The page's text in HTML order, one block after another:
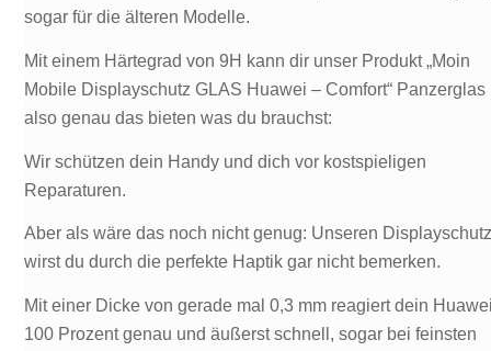
sogar für die älteren Modelle.
Mit einem Härtegrad von 9H kann dir unser Produkt „Moin
Mobile Displayschutz GLAS Huawei – Comfort“ Panzerglas
also genau das bieten was du brauchst:
Wir schützen dein Handy und dich vor kostspieligen
Reparaturen.
Aber als wäre das noch nicht genug: Unseren
wirst du durch die perfekte Haptik gar nicht bemerken.
Mit einer Dicke von gerade mal 0,3 mm reagiert dein
100 Prozent genau und äußerst schnell, sogar bei feinsten